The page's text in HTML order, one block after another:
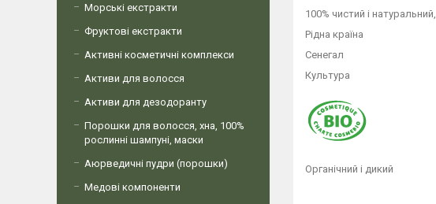
100% чистий і натуральний,
Рідна країна
Сенегал
Культура
Органічний і дикий
Морські екстракти
Фруктові екстракти
Активні косметичні комплекси
Активи для волосся
Активи для дезодоранту
Порошки для волосся, хна, 100%
рослинні шампуні, маски
Аюрведичні пудри (порошки)
Медові компоненти